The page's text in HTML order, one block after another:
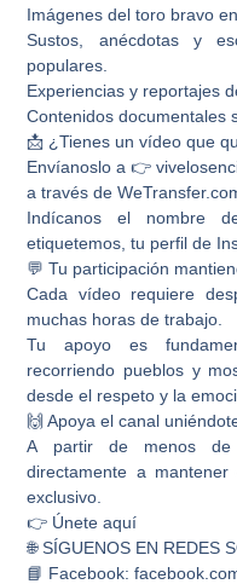
Imágenes del toro bravo
Sustos, anécdotas y
populares.
Experiencias y reportajes
Contenidos documentales
📩 ¿Tienes un vídeo que
Envíanoslo a 👉
a través de
Indícanos el nombre
etiquetemos, tu perfil de
💬 Tu participación
Cada vídeo requiere
muchas horas de trabajo.
Tu apoyo es
recorriendo pueblos y
desde el respeto y la
🙌 Apoya el canal
A partir de menos de
directamente a
exclusivo.
👉 Únete aquí
🌐 SÍGUENOS EN REDES
📘 Facebook: